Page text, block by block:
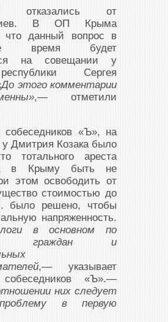
от
В ОП Крыма
что данный вопрос в
время будет
на совещании у
Сергея
До этого комментарии
,— отметили
«Ъ», на
Дмитрия Козака было
тотального ареста
в Крыму быть не
этом освободить от
стоимостью до
было решено, чтобы
напряженность.
в основном по
граждан и
,— указывает
«Ъ».—
них следует
в первую